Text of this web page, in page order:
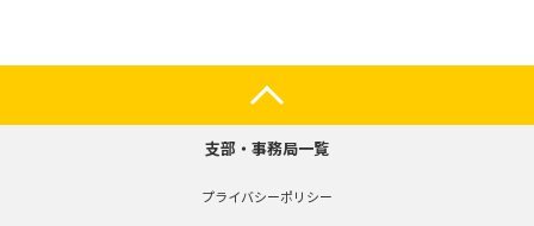
支部・事務局一覧
プライバシーポリシー